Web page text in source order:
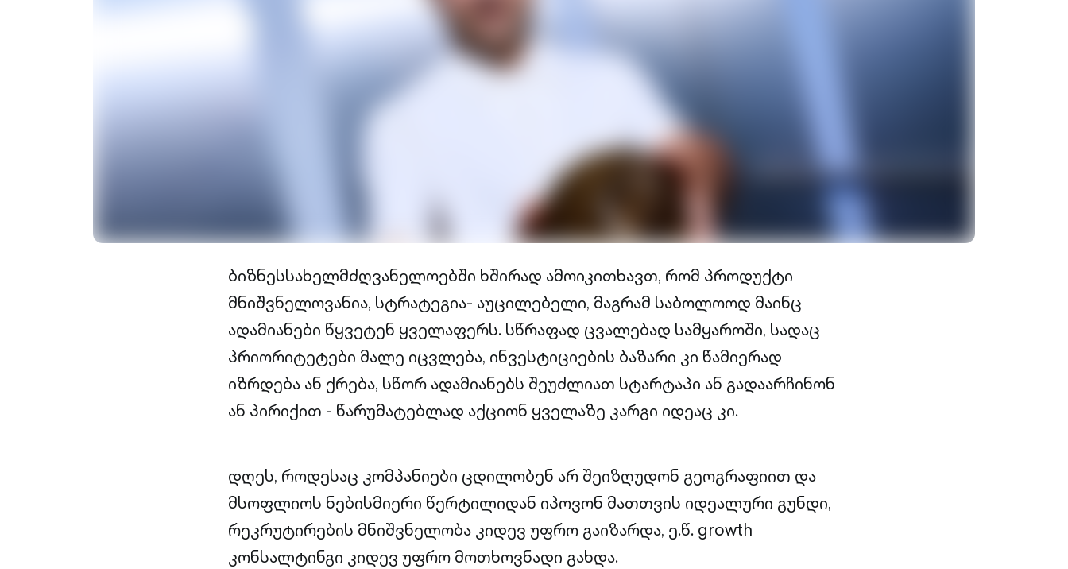
ბიზნესსახელმძღვანელოებში ხშირად ამოიკითხავთ, რომ პროდუქტი
მნიშვნელოვანია, სტრატეგია- აუცილებელი, მაგრამ საბოლოოდ მაინც
ადამიანები წყვეტენ ყველაფერს. სწრაფად ცვალებად სამყაროში, სადაც
პრიორიტეტები მალე იცვლება, ინვესტიციების ბაზარი კი წამიერად
იზრდება ან ქრება, სწორ ადამიანებს შეუძლიათ სტარტაპი ან გადაარჩინონ
ან პირიქით - წარუმატებლად აქციონ ყველაზე კარგი იდეაც კი.
დღეს, როდესაც კომპანიები ცდილობენ არ შეიზღუდონ გეოგრაფიით და
მსოფლიოს ნებისმიერი წერტილიდან იპოვონ მათთვის იდეალური გუნდი,
რეკრუტირების მნიშვნელობა კიდევ უფრო გაიზარდა, ე.წ. growth
კონსალტინგი კიდევ უფრო მოთხოვნადი გახდა.